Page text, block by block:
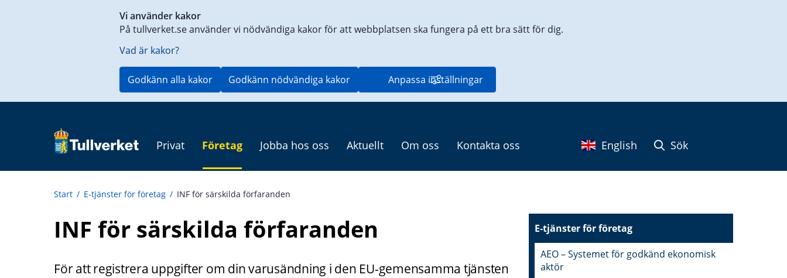
Vi använder kakor
På tullverket.se använder vi nödvändiga kakor för att webbplatsen ska fungera på ett bra sätt för dig.
Vad är kakor?
Godkänn alla kakor Godkänn nödvändiga kakor Anpassa inställningar
Privat Företag Jobba hos oss Aktuellt Om oss Kontakta oss English Sök
Start / E-tjänster för företag / INF för särskilda förfaranden
INF för särskilda förfaranden
För att registrera uppgifter om din varusändning i den EU-gemensamma tjänsten
E-tjänster för företag
AEO – Systemet för godkänd ekonomisk
aktör